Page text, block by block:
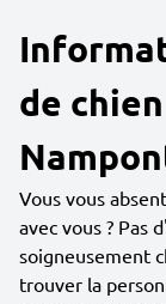
de
Vous vous
avec vous ? Pas
soigneusement
trouver la